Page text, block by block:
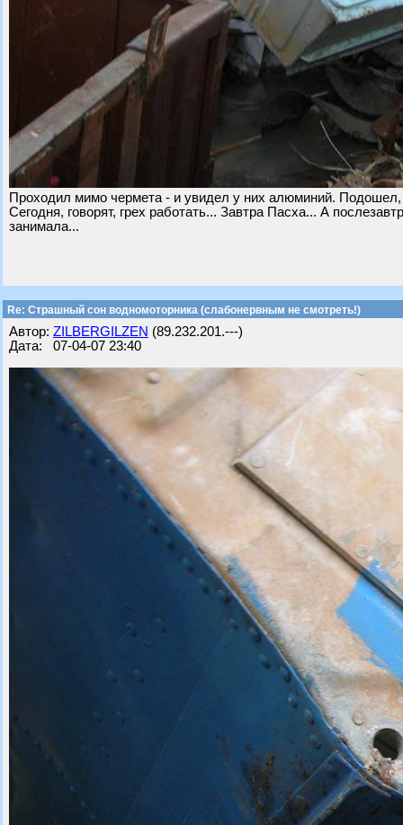
Проходил мимо чермета - и увидел у них алюминий. Подошел,
Сегодня, говорят, грех работать... Завтра Пасха... А
занимала...
Re: Страшный сон водномоторника (слабонервным не смотреть!)
Автор: ZILBERGILZEN (89.232.201.---)
Дата: 07-04-07 23:40